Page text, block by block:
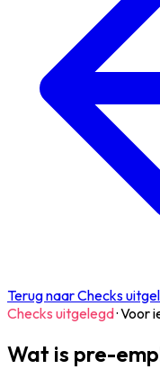
Terug naar Checks
Checks uitgelegd·Voor
Wat is pre-